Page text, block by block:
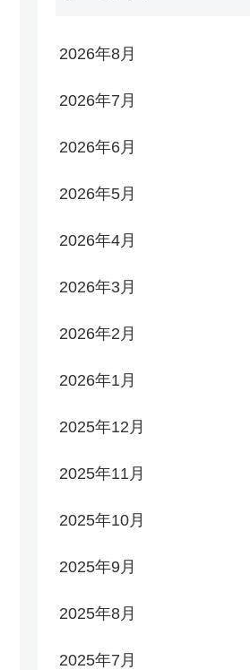
2026年8月
2026年7月
2026年6月
2026年5月
2026年4月
2026年3月
2026年2月
2026年1月
2025年12月
2025年11月
2025年10月
2025年9月
2025年8月
2025年7月